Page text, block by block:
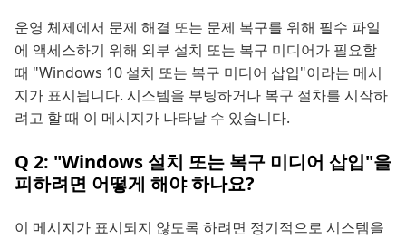
운영 체제에서 문제 해결 또는 문제 복구를 위해 필수 파일
에 액세스하기 위해 외부 설치 또는 복구 미디어가 필요할
때 "Windows 10 설치 또는 복구 미디어 삽입"이라는 메시
지가 표시됩니다. 시스템을 부팅하거나 복구 절차를 시작하
려고 할 때 이 메시지가 나타날 수 있습니다.
Q 2: "Windows 설치 또는 복구 미디어 삽입"을
피하려면 어떻게 해야 하나요?
이 메시지가 표시되지 않도록 하려면 정기적으로 시스템을